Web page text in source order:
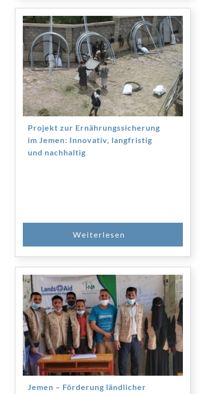
Projekt zur Ernährungssicherung
im Jemen: Innovativ, langfristig
und nachhaltig
Jemen – Förderung ländlicher